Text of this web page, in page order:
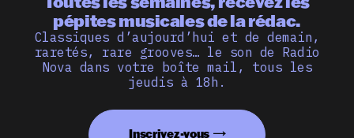
pépites musicales de la rédac.
Classiques d’aujourd’hui et de demain,
raretés, rare grooves… le son de Radio
Nova dans votre boîte mail, tous les
jeudis à 18h.
Inscrivez-vous